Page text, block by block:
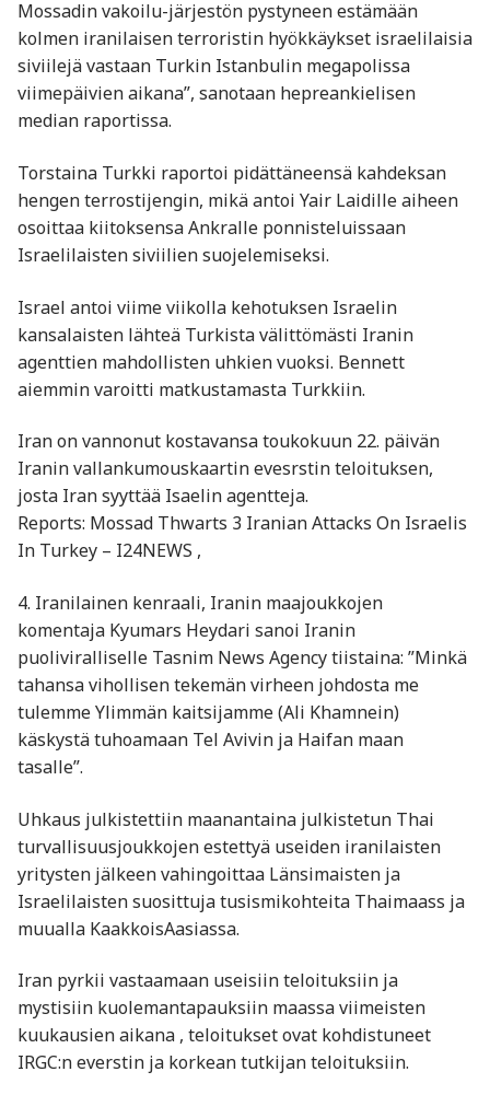
Mossadin vakoilu-järjestön pystyneen estämään
kolmen iranilaisen terroristin hyökkäykset israelilaisia
siviilejä vastaan Turkin Istanbulin megapolissa
viimepäivien aikana”, sanotaan hepreankielisen
median raportissa.
Torstaina Turkki raportoi pidättäneensä kahdeksan
hengen terrostijengin, mikä antoi Yair Laidille aiheen
osoittaa kiitoksensa Ankralle ponnisteluissaan
Israelilaisten siviilien suojelemiseksi.
Israel antoi viime viikolla kehotuksen Israelin
kansalaisten lähteä Turkista välittömästi Iranin
agenttien mahdollisten uhkien vuoksi. Bennett
aiemmin varoitti matkustamasta Turkkiin.
Iran on vannonut kostavansa toukokuun 22. päivän
Iranin vallankumouskaartin evesrstin teloituksen,
josta Iran syyttää Isaelin agentteja.
Reports: Mossad Thwarts 3 Iranian Attacks On Israelis
In Turkey – I24NEWS ,
4. Iranilainen kenraali, Iranin maajoukkojen
komentaja Kyumars Heydari sanoi Iranin
puoliviralliselle Tasnim News Agency tiistaina: ”Minkä
tahansa vihollisen tekemän virheen johdosta me
tulemme Ylimmän kaitsijamme (Ali Khamnein)
käskystä tuhoamaan Tel Avivin ja Haifan maan
tasalle”.
Uhkaus julkistettiin maanantaina julkistetun Thai
turvallisuusjoukkojen estettyä useiden iranilaisten
yritysten jälkeen vahingoittaa Länsimaisten ja
Israelilaisten suosittuja tusismikohteita Thaimaass ja
muualla KaakkoisAasiassa.
Iran pyrkii vastaamaan useisiin teloituksiin ja
mystisiin kuolemantapauksiin maassa viimeisten
kuukausien aikana , teloitukset ovat kohdistuneet
IRGC:n everstin ja korkean tutkijan teloituksiin.